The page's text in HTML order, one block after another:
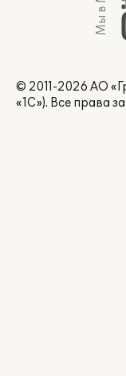
© 2011-2026 АО
«1С»). Все права